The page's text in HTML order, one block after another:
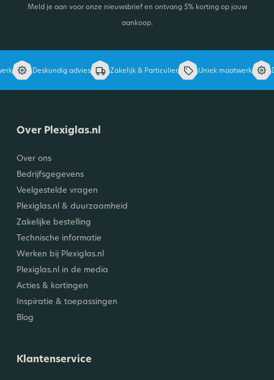
Meld je aan voor onze nieuwsbrief en ontvang 5% korting op jouw
aankoop.
Deskundig advies Zakelijk & Particulier Uniek maatwerk
Over Plexiglas.nl
Over ons
Bedrijfsgegevens
Veelgestelde vragen
Plexiglas.nl & duurzaamheid
Zakelijke bestelling
Technische informatie
Werken bij Plexiglas.nl
Plexiglas.nl in de media
Acties & kortingen
Inspiratie & toepassingen
Blog
Klantenservice